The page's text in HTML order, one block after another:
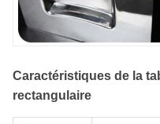
Caractéristiques de la
rectangulaire